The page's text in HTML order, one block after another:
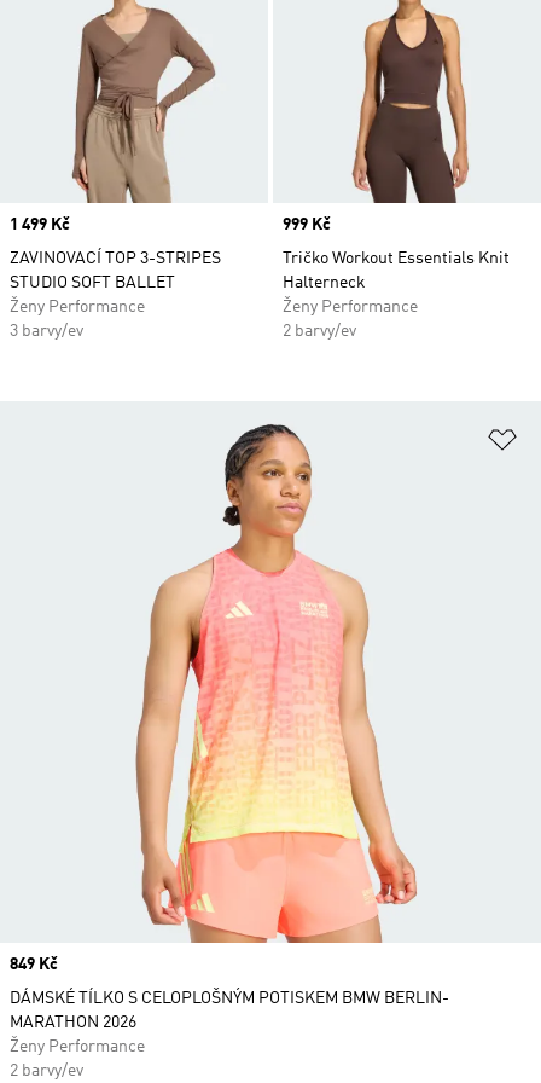
Price
1 499 Kč
ZAVINOVACÍ TOP 3-STRIPES
STUDIO SOFT BALLET
Ženy Performance
3 barvy/ev
Price
999 Kč
Tričko Workout Essentials Knit
Halterneck
Ženy Performance
2 barvy/ev
Price
849 Kč
DÁMSKÉ TÍLKO S CELOPLOŠNÝM POTISKEM BMW BERLIN-
MARATHON 2026
Ženy Performance
2 barvy/ev